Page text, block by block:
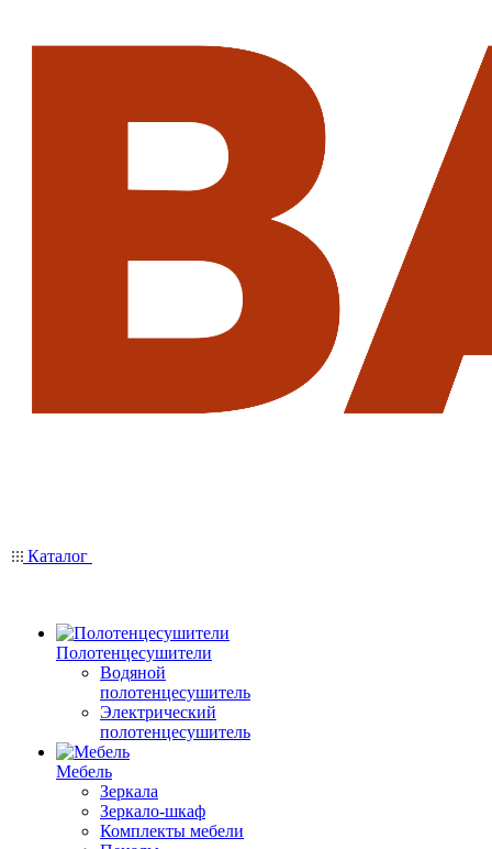
Каталог
Полотенцесушители
Водяной
полотенцесушитель
Электрический
полотенцесушитель
Мебель
Зеркала
Зеркало-шкаф
Комплекты мебели